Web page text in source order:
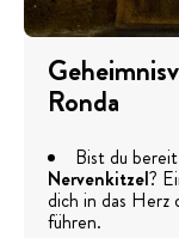
Ronda
Bist du
Nervenkitzel?
dich in das Herz
führen.